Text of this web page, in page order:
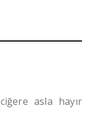
asla hayır